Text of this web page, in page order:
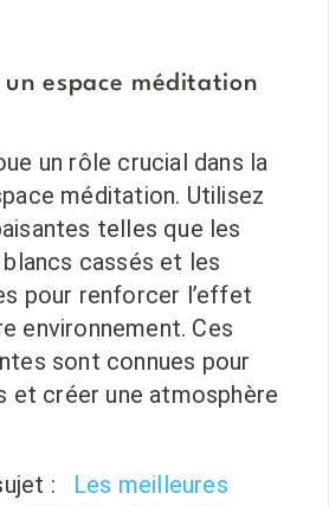
un espace méditation
un rôle crucial dans la
méditation. Utilisez
telles que les
cassés et les
pour renforcer l’effet
environnement. Ces
sont connues pour
et créer une atmosphère
:
Les meilleures